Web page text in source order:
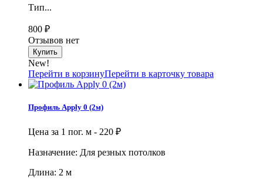
Тип...
800 ₽
Отзывов нет
New!
Перейти в корзинуПерейти в карточку товара
Профиль Apply 0 (2м)
Цена за 1 пог. м - 220 ₽
Назначение: Для резных потолков
Длина: 2 м